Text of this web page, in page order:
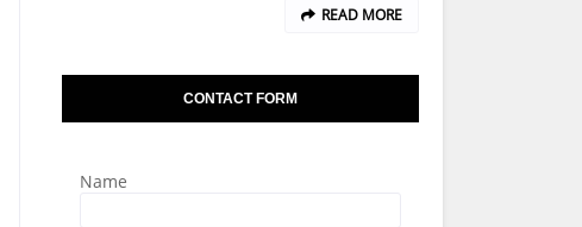
READ MORE
CONTACT FORM
Name